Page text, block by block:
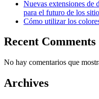
Nuevas extensiones
para el futuro de los
Cómo utilizar los
Recent Comments
No hay comentarios que
Archives